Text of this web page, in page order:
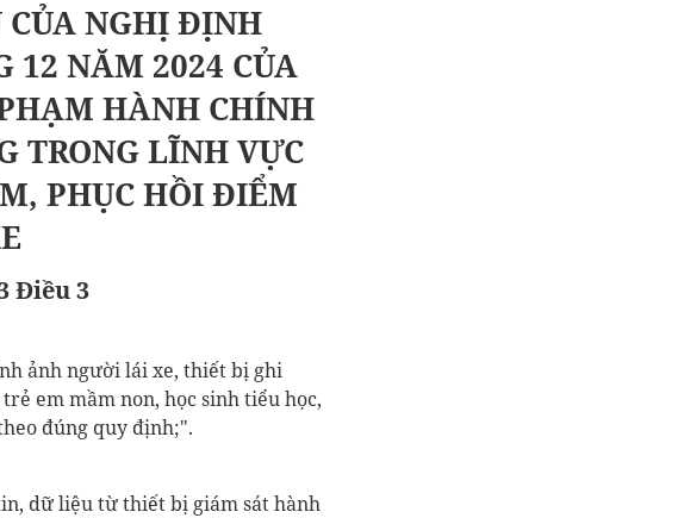
CỦA NGHỊ ĐỊNH
12 NĂM 2024 CỦA
HÀNH CHÍNH
TRONG LĨNH VỰC
PHỤC HỒI ĐIỂM
Điều 3
ảnh người lái xe, thiết bị ghi
em mầm non, học sinh tiểu học,
đúng quy định;".
dữ liệu từ thiết bị giám sát hành